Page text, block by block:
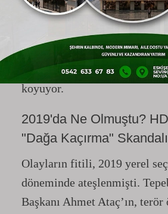
Müdürü Özcan Erkaya ve
oturan Deniz Çağlar Fırat’ın
sabıkaları, belediyenin
diyet" mantığıyla
koyuyor.
2019'da Ne Olmuştu?
"Dağa Kaçırma" Skandalı
Olayların fitili, 2019 yerel
döneminde ateşlenmişti.
Başkanı Ahmet Ataç’ın,